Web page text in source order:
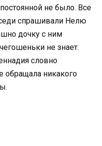
не было. Все
спрашивали Нелю
дочку с ним
не знает.
словно
обращала никакого